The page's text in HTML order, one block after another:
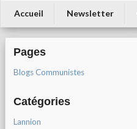
Accueil Newsletter
Pages
Blogs Communistes
Catégories
Lannion